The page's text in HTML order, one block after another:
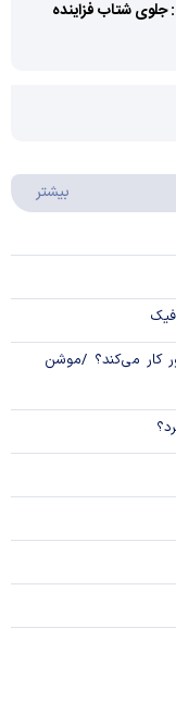
شتاب فزاینده
بیشتر
کار می‌کند؟ /موشن